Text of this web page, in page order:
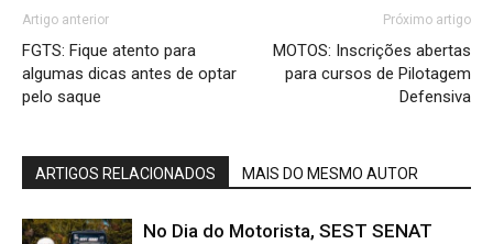
Artigo anterior
FGTS: Fique atento para
algumas dicas antes de optar
pelo saque
Próximo artigo
MOTOS: Inscrições abertas
para cursos de Pilotagem
Defensiva
ARTIGOS RELACIONADOS MAIS DO MESMO AUTOR
No Dia do Motorista, SEST SENAT